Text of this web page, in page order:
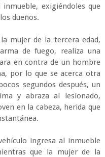
exigiéndoles que
dueños.
mujer de la tercera edad,
de fuego, realiza una
en contra de un hombre
por lo que se acerca otra
segundos después, un
y abraza al lesionado,
en la cabeza, herida que
ingresa al inmueble
que la mujer de la